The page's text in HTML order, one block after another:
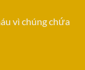
vì chúng chứa